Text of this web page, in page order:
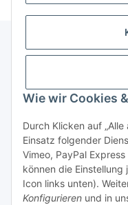
Wie wir Cookies
Durch Klicken auf
Einsatz folgender
Vimeo, PayPal
können die
Icon links unten).
Konfigurieren und in
Gesetzliche